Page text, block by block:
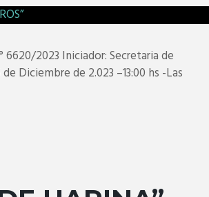
6620/2023 Iniciador: Secretaria de
Diciembre de 2.023 –13:00 hs -Las